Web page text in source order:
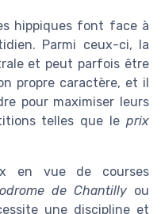
hippiques font face à
Parmi ceux-ci, la
et peut parfois être
propre caractère, et il
pour maximiser leurs
telles que le prix
en vue de courses
de Chantillyou
une discipline et